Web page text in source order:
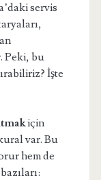
servis
Peki, bu
İşte
için
var. Bu
hem de